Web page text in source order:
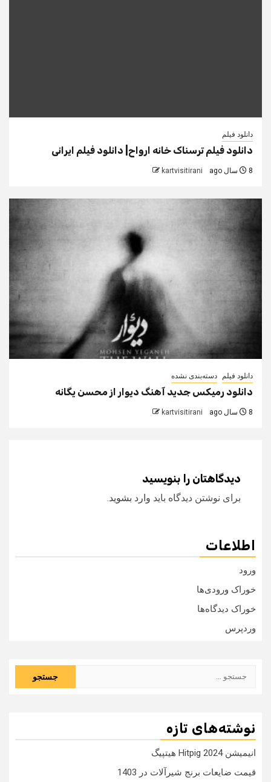
دانلود فیلم
دانلود فیلم ترسناک خانه ارواح| دانلود فیلم ایرانی
8 سال ago kartvisitirani
دانلود فیلم دسته‌بندی نشده
دانلود رمیکس جدید آهنگ دیوار از محسن یگانه
8 سال ago kartvisitirani
دیدگاهتان را بنویسید
برای نوشتن دیدگاه باید وارد بشوید.
اطلاعات
ورود
خوراک ورودی‌ها
خوراک دیدگاه‌ها
وردپرس
نوشته‌های تازه
انیمیشن Hitpig 2024 هیتپیگ
قیمت ضایعات برنج شیرآلات در 1403